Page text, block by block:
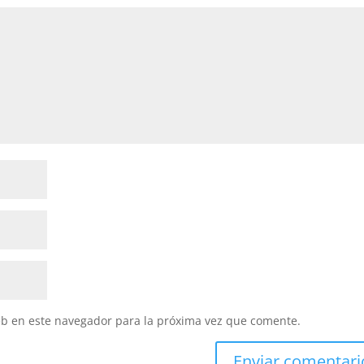
en este navegador para la próxima vez que comente.